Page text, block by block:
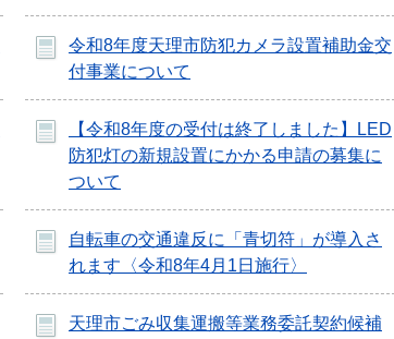
令和8年度天理市防犯カメラ設置補助金交
付事業について
【令和8年度の受付は終了しました】LED
防犯灯の新規設置にかかる申請の募集に
ついて
自転車の交通違反に「青切符」が導入さ
れます〈令和8年4月1日施行〉
天理市ごみ収集運搬等業務委託契約候補